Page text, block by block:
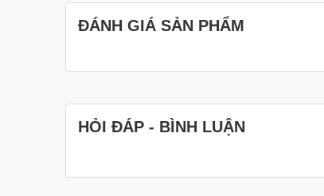
ĐÁNH GIÁ SẢN PHẨM
HỎI ĐÁP - BÌNH LUẬN